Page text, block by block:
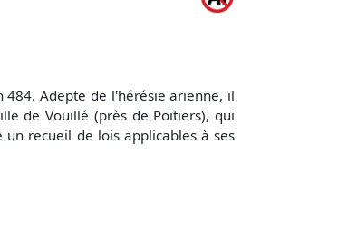
484. Adepte de l'hérésie arienne, il
de Vouillé (près de Poitiers), qui
recueil de lois applicables à ses